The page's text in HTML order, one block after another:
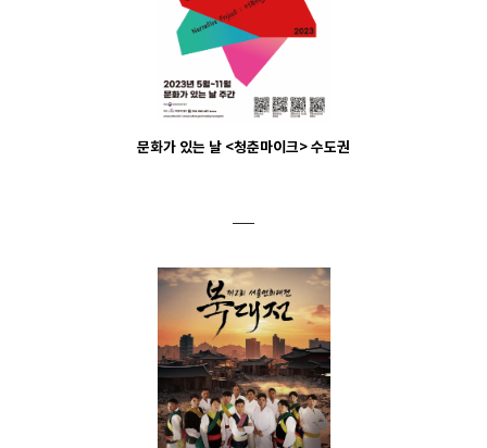
문화가 있는 날 <청춘마이크> 수도권